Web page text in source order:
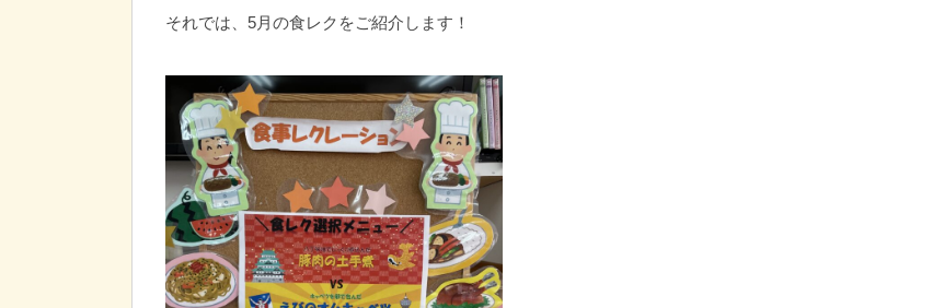
それでは、5月の食レクをご紹介します！